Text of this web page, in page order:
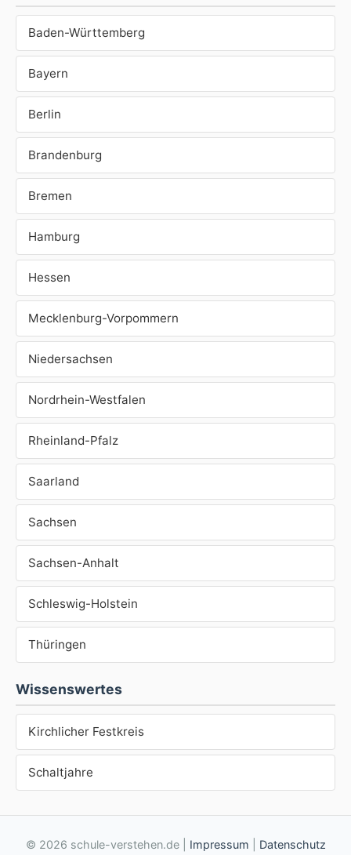
Baden-Württemberg
Bayern
Berlin
Brandenburg
Bremen
Hamburg
Hessen
Mecklenburg-Vorpommern
Niedersachsen
Nordrhein-Westfalen
Rheinland-Pfalz
Saarland
Sachsen
Sachsen-Anhalt
Schleswig-Holstein
Thüringen
Wissenswertes
Kirchlicher Festkreis
Schaltjahre
© 2026 schule-verstehen.de | Impressum Datenschutz